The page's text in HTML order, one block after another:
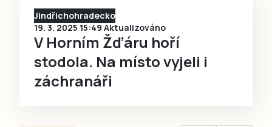
Ještě nemám účet, chci se
Jindřichohradecko
19. 3. 2025 15:49 Aktualizováno
V Horním Žďáru hoří
stodola. Na místo vyjeli i
záchranáři